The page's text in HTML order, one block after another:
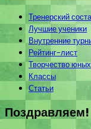
Тренерский
Лучшие ученики
Внутренние
Рейтинг-лист
Творчество юных
Классы
Статьи
Поздравляем!